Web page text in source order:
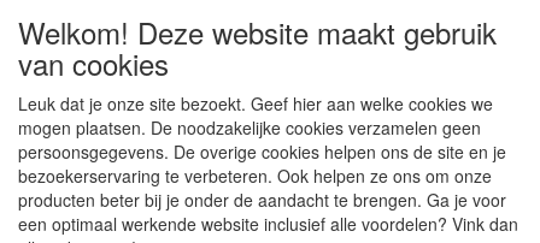
Facebook: www.facebook.com/roelspeelgoed
Openingstijden Winkel:
Maandag t/m Vrijdag: 9:00 - 17:30
Zaterdag: 9:00 - 17:00
Donderdagavond koopavond: 19:00 - 21:00
Welkom! Deze website maakt gebruik
van cookies
Leuk dat je onze site bezoekt. Geef hier aan welke cookies we
mogen plaatsen. De noodzakelijke cookies verzamelen geen
persoonsgegevens. De overige cookies helpen ons de site en je
bezoekerservaring te verbeteren. Ook helpen ze ons om onze
producten beter bij je onder de aandacht te brengen. Ga je voor
een optimaal werkende website inclusief alle voordelen? Vink dan